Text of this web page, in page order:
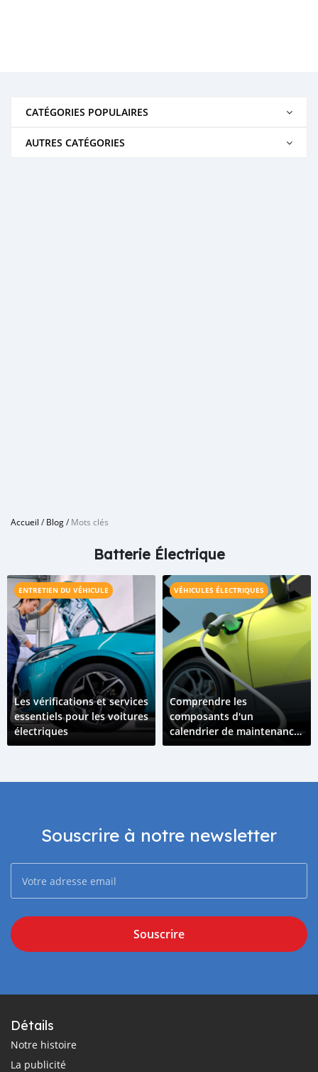
CATÉGORIES POPULAIRES
AUTRES CATÉGORIES
Accueil /Blog/Mots clés
Batterie Électrique
ENTRETIEN DU VÉHICULE
Les vérifications et services
essentiels pour les voitures
électriques
VÉHICULES ÉLECTRIQUES
Comprendre les
composants d'un
calendrier de maintenance
pour véhicules électriques
Souscrire à notre newsletter
Souscrire
Détails
Notre histoire
La publicité